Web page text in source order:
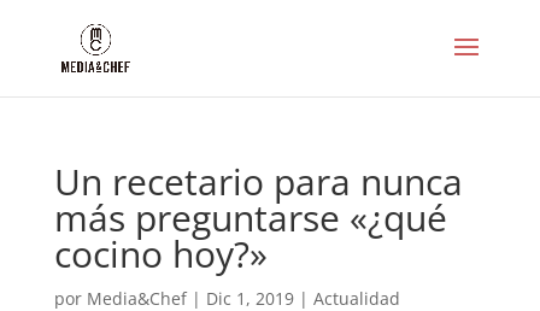
Un recetario para nunca
más preguntarse «¿qué
cocino hoy?»
por Media&Chef| Dic 1, 2019| Actualidad